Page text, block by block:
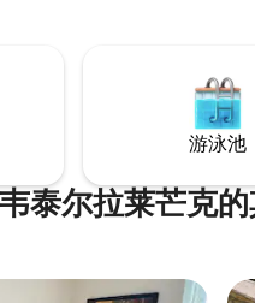
游泳池
泰尔拉莱芒克